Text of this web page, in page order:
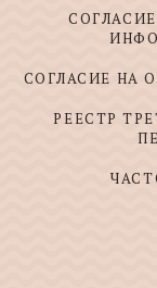
СОГЛАСИЕ НА
РЕЕСТР